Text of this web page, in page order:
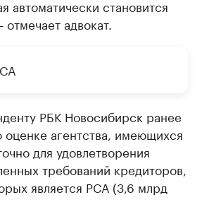
автоматически становится
адвокат.
РБК Новосибирск ранее
агентства, имеющихся
для удовлетворения
требований кредиторов,
является РСА (3,6 млрд